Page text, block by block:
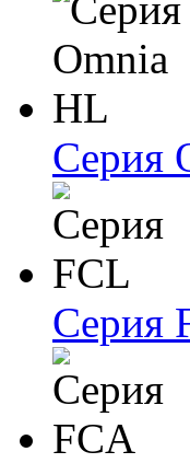
Серия
Серия